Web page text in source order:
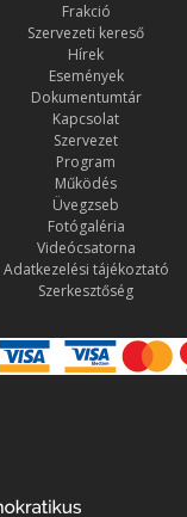
Frakció
Szervezeti kereső
Hírek
Események
Dokumentumtár
Kapcsolat
Szervezet
Program
Működés
Üvegzseb
Fotógaléria
Videócsatorna
Adatkezelési tájékoztató
Szerkesztőség